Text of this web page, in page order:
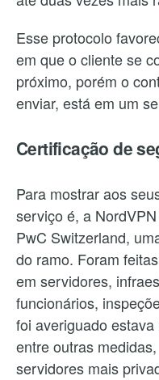
Esse protocolo
em que o cliente se
próximo, porém o
enviar, está em um
Certificação de
Para mostrar aos
serviço é, a
PwC Switzerland,
do ramo. Foram
em servidores,
funcionários,
foi averiguado
entre outras
servidores mais